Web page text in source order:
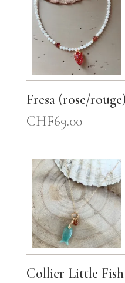
Fresa (rose/rouge)
CHF69.00
Collier Little Fish